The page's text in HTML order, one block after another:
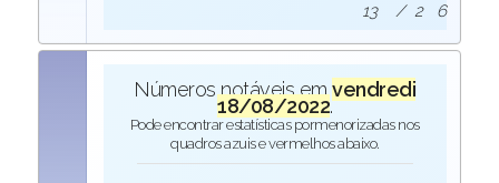
13 / 2 6
Números notáveis emvendredi
18/08/2022.
Pode encontrar estatísticas pormenorizadas nos
quadros azuis e vermelhos abaixo.